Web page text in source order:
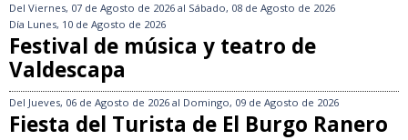
Del Viernes, 07 de Agosto de 2026 al Sábado, 08 de Agosto de 2026
Día Lunes, 10 de Agosto de 2026
Festival de música y teatro de
Valdescapa
Del Jueves, 06 de Agosto de 2026 al Domingo, 09 de Agosto de 2026
Fiesta del Turista de El Burgo Ranero